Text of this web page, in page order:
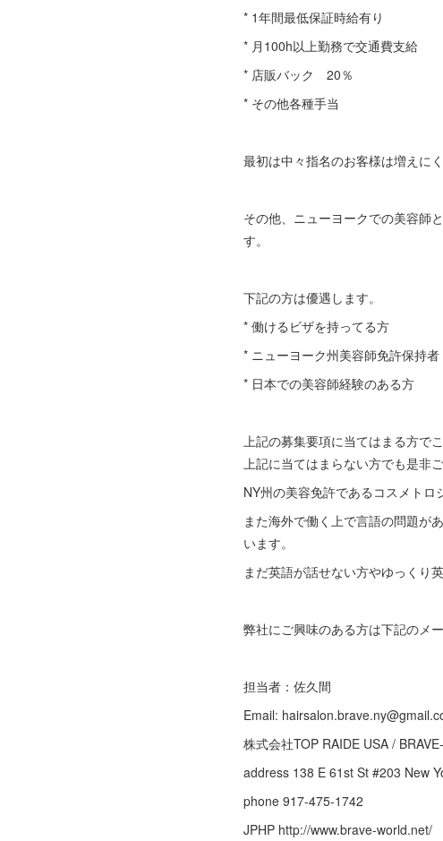
* 1年間最低保証時給有り
* 月100h以上勤務で交通費支給
* 店販バック 20％
* その他各種手当
最初は中々指名のお客様は増えに
その他、ニューヨークでの美容師
す。
下記の方は優遇します。
* 働けるビザを持ってる方
* ニューヨーク州美容師免許保持者
* 日本での美容師経験のある方
上記の募集要項に当てはまる方で
上記に当てはまらない方でも是非
NY州の美容免許であるコスメトロ
また海外で働く上で言語の問題が
います。
まだ英語が話せない方やゆっくり
弊社にご興味のある方は下記のメ
担当者：佐久間
Email:
株式会社TOP RAIDE USA /
address 138 E 61st St #203 New
phone 917-475-1742
JPHP http://www.brave-world.net/